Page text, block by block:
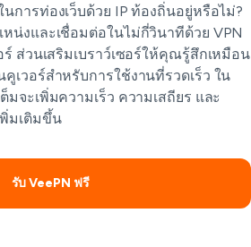
การท่องเว็บด้วย IP ท้องถิ่นอยู่หรือไม่?
น่งและเชื่อมต่อในไม่กี่วินาทีด้วย VPN
ส่วนเสริมเบราว์เซอร์ให้คุณรู้สึกเหมือน
เวอร์สำหรับการใช้งานที่รวดเร็ว ใน
จะเพิ่มความเร็ว ความเสถียร และ
มเติมขึ้น
รับ VeePN ฟรี